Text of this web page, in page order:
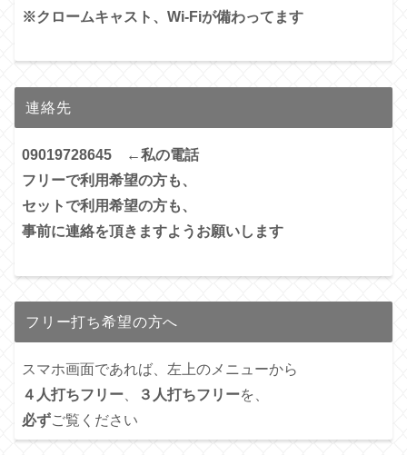
※クロームキャスト、Wi-Fiが備わってます
連絡先
09019728645 ←私の電話
フリーで利用希望の方も、
セットで利用希望の方も、
事前に連絡を頂きますようお願いします
フリー打ち希望の方へ
スマホ画面であれば、左上のメニューから
４人打ちフリー
３人打ちフリーを、
必ずご覧ください